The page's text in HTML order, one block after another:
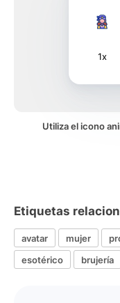
1x
Utiliza el icono
Etiquetas
avatar mujer
esotérico
brujería